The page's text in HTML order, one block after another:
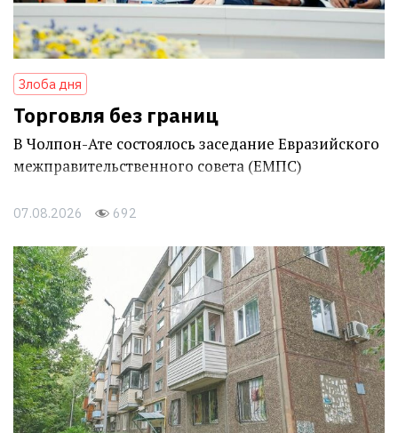
Злоба дня
Торговля без границ
В Чолпон-Ате состоялось заседание Евразийского
межправительственного совета (ЕМПС)
07.08.2026 692